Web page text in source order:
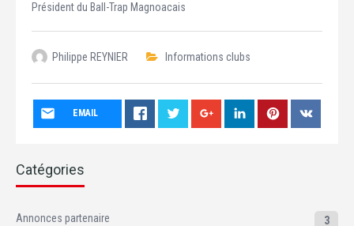
Président du Ball-Trap Magnoacais
Philippe REYNIER Informations clubs
EMAIL
Catégories
Annonces partenaire 3